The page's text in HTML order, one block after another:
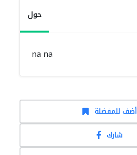
حول
na na
أضف للمفضلة
شارك